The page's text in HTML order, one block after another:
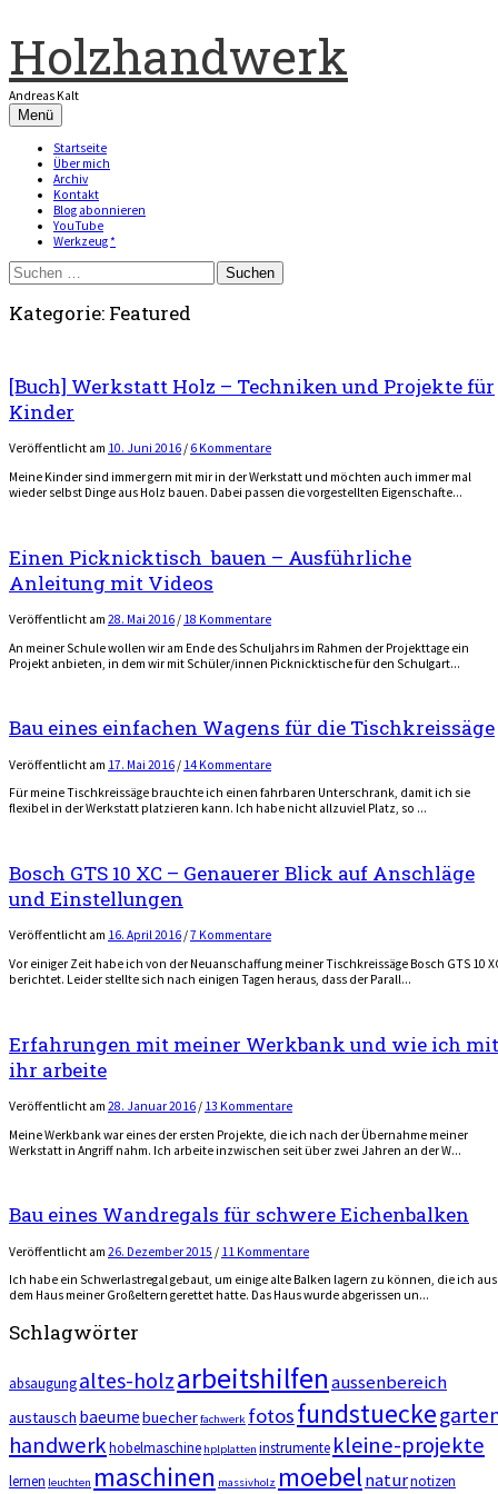
überspringen
Holzhandwerk
Andreas Kalt
Menü
Startseite
Über mich
Archiv
Kontakt
Blog abonnieren
YouTube
Werkzeug *
Suchen
nach:
Kategorie: Featured
[Buch] Werkstatt Holz – Techniken und Projekte für
Kinder
Veröffentlicht am 10. Juni 2016 / 6 Kommentare
Meine Kinder sind immer gern mit mir in der Werkstatt und möchten auch immer mal
wieder selbst Dinge aus Holz bauen. Dabei passen die vorgestellten Eigenschafte...
Einen Picknicktisch bauen – Ausführliche
Anleitung mit Videos
Veröffentlicht am 28. Mai 2016 / 18 Kommentare
An meiner Schule wollen wir am Ende des Schuljahrs im Rahmen der Projekttage ein
Projekt anbieten, in dem wir mit Schüler/innen Picknicktische für den Schulgart...
Bau eines einfachen Wagens für die Tischkreissäge
Veröffentlicht am 17. Mai 2016 / 14 Kommentare
Für meine Tischkreissäge brauchte ich einen fahrbaren Unterschrank, damit ich sie
flexibel in der Werkstatt platzieren kann. Ich habe nicht allzuviel Platz, so ...
Bosch GTS 10 XC – Genauerer Blick auf Anschläge
und Einstellungen
Veröffentlicht am 16. April 2016 /7 Kommentare
Vor einiger Zeit habe ich von der Neuanschaffung meiner Tischkreissäge Bosch GTS 10
berichtet. Leider stellte sich nach einigen Tagen heraus, dass der Parall...
Erfahrungen mit meiner Werkbank und wie ich mit
ihr arbeite
Veröffentlicht am 28. Januar 2016 / 13 Kommentare
Meine Werkbank war eines der ersten Projekte, die ich nach der Übernahme meiner
Werkstatt in Angriff nahm. Ich arbeite inzwischen seit über zwei Jahren an der W...
Bau eines Wandregals für schwere Eichenbalken
Veröffentlicht am 26. Dezember 2015 / 11 Kommentare
Ich habe ein Schwerlastregal gebaut, um einige alte Balken lagern zu können, die ich aus
dem Haus meiner Großeltern gerettet hatte. Das Haus wurde abgerissen un...
Schlagwörter
absaugungaltes-holzarbeitshilfenaussenbereich
austausch baeumebuecherfachwerk fotosfundstuecke
handwerkhobelmaschine hplplatten instrumente kleine-projekte
lernen leuchten maschinen massivholz moebelnaturnotizen